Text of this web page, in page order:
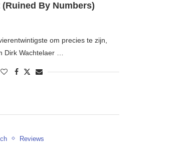
By Numbers)
om precies te zijn,
Dirk Wachtelaer …
Reviews